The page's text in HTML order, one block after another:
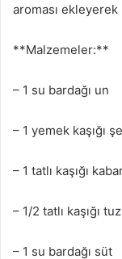
aroması
**Malzemeler:**
– 1 su bardağı un
– 1 yemek kaşığı
– 1 tatlı kaşığı
– 1/2 tatlı kaşığı tuz
– 1 su bardağı süt